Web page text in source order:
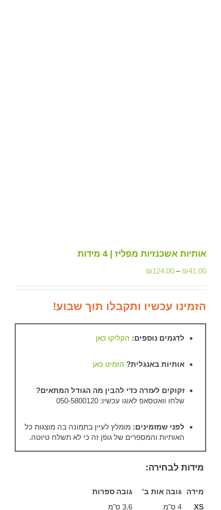
אותיות אשכנזיות מפליז | 4 מידות
₪41.00
–
₪124.00
הזמינו עכשיו ותקבלו תוך שבוע!
לדגמים נוספים: הקליקו כאן
אותיות באנגלית? הזמינו כאן
זקוקים לעזרה כדי להבין מה הגודל המתאים?
שלחו וואטסאפ לאוגו עכשיו: 050-5800120
לפני שמזמינים: מומלץ לעיין בתמונה בה מוצגות כל
האותיות והמספרים של גופן זה כי לא תשלח טיוטה.
מידות לבחירה:
מידה גובה אות ב'
גובה ספרות
XS
4 ס"מ
3.6 ס"מ